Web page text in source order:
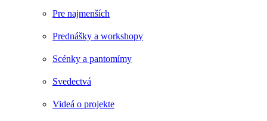
Pre najmenších
Prednášky a workshopy
Scénky a pantomímy
Svedectvá
Videá o projekte